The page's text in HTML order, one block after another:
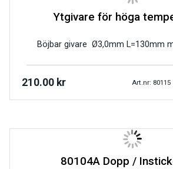
Ytgivare för höga
Böjbar givare Ø3,0mm L=130mm
210.00 kr Art.nr: 80115
80104A Dopp /